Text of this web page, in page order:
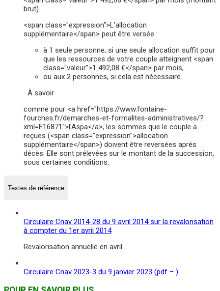
brut).
<span class="expression">L'allocation
supplémentaire</span> peut être versée :
à 1 seule personne, si une seule allocation suffit pour
que les ressources de votre couple atteignent <span
class="valeur">1 492,08 €</span> par mois,
ou aux 2 personnes, si cela est nécessaire.
À savoir
comme pour <a href="https://www.fontaine-
fourches.fr/demarches-et-formalites-administratives/?
xml=F16871">l'Aspa</a>, les sommes que le couple a
reçues (<span class="expression">allocation
supplémentaire</span>) doivent être reversées après
décès. Elle sont prélevées sur le montant de la succession,
sous certaines conditions.
Textes de référence
Circulaire Cnav 2014-28 du 9 avril 2014 sur la revalorisation
à compter du 1er avril 2014
Revalorisation annuelle en avril
Circulaire Cnav 2023-3 du 9 janvier 2023 (pdf – )